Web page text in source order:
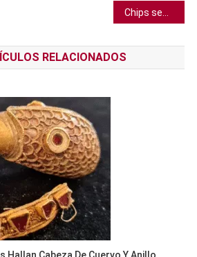
RELACIONADOS
Hallan Cabeza De Cuervo Y Anillo